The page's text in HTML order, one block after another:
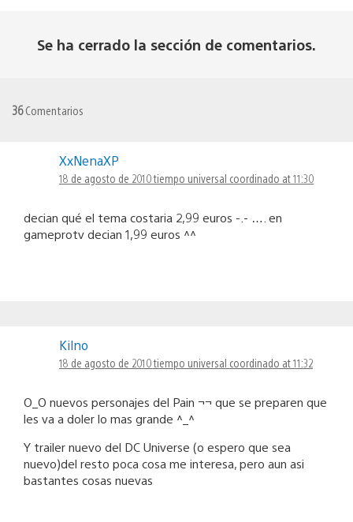
Se ha cerrado la sección de comentarios.
36Comentarios
XxNenaXP
18 de agosto de 2010 tiempo universal coordinado at 11:30
decian qué el tema costaria 2,99 euros -.- …. en
gameprotv decian 1,99 euros ^^
Kilno
18 de agosto de 2010 tiempo universal coordinado at 11:32
O_O nuevos personajes del Pain ¬¬ que se preparen que
les va a doler lo mas grande ^_^
Y trailer nuevo del DC Universe (o espero que sea
nuevo)del resto poca cosa me interesa, pero aun asi
bastantes cosas nuevas